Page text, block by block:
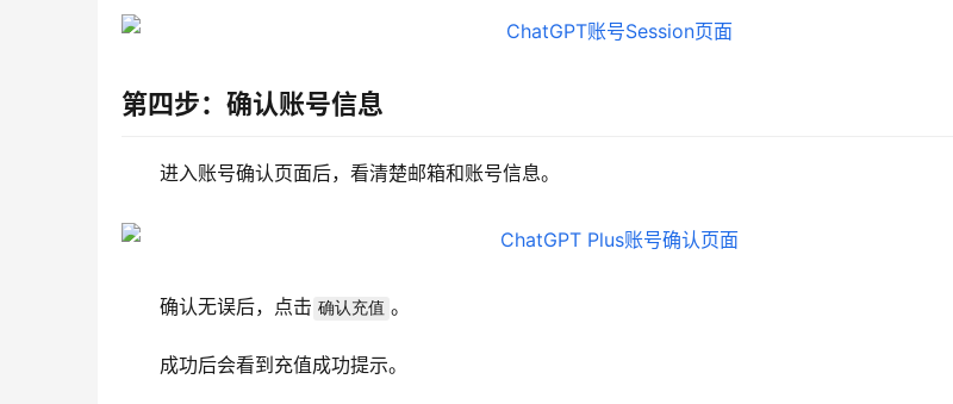
第四步：确认账号信息
进入账号确认页面后，看清楚邮箱和账号信息。
确认无误后，点击 确认充值 。
成功后会看到充值成功提示。